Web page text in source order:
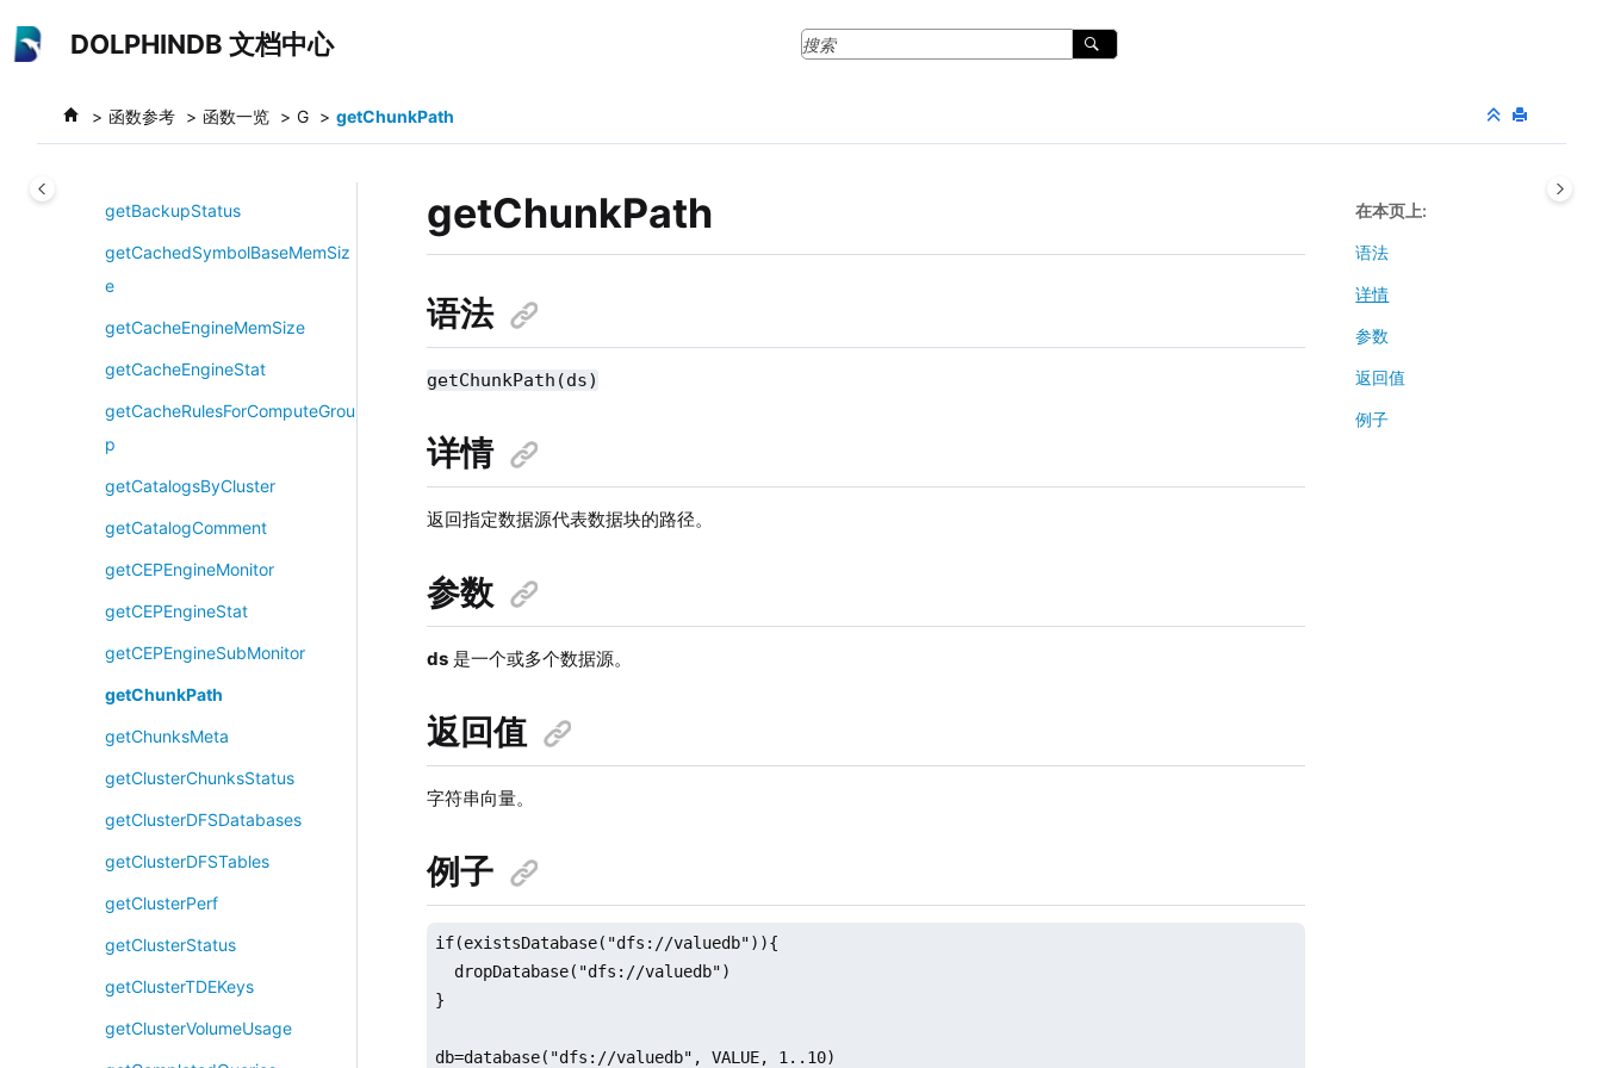
DOLPHINDB 文档中心
函数参考 函数一览 G getChunkPath
getAuthenticatedUsers
getBackupList
getBackupStatus
getCachedSymbolBaseMemSiz
e
getCacheEngineMemSize
getCacheEngineStat
getCacheRulesForComputeGrou
p
getCatalogsByCluster
getCatalogComment
getCEPEngineMonitor
getCEPEngineStat
getCEPEngineSubMonitor
getChunkPath
getChunksMeta
getClusterChunksStatus
getClusterDFSDatabases
getClusterDFSTables
getClusterPerf
getClusterStatus
getClusterTDEKeys
getClusterVolumeUsage
getChunkPath
语法
getChunkPath(ds)
详情
返回指定数据源代表数据块的路径。
参数
ds 是一个或多个数据源。
返回值
字符串向量。
例子
if(existsDatabase("dfs://valuedb")){
  dropDatabase("dfs://valuedb")
}
db=database("dfs://valuedb", VALUE, 1..10)
在本页上
语法
详情
参数
返回值
例子